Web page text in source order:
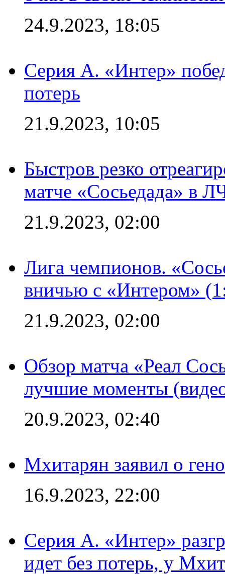
24.9.2023, 18:05
Серия А. «Интер»
потерь
21.9.2023, 10:05
Быстров резко
матче «Сосьедада» в
21.9.2023, 02:00
Лига чемпионов.
вничью с «Интером»
21.9.2023, 02:00
Обзор матча «Реал
лучшие моменты
20.9.2023, 02:40
Мхитарян заявил о
16.9.2023, 22:00
Серия А. «Интер»
идет без потерь, у